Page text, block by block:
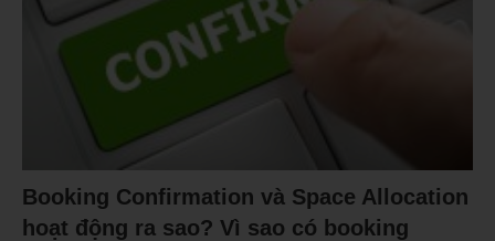
Booking Confirmation và Space Allocation
hoạt động ra sao? Vì sao có booking